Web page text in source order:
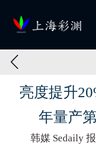

亮度提升
年量产
韩媒 Sedaily 报